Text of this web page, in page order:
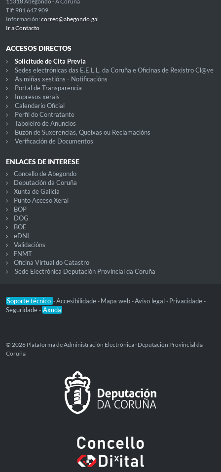
Tlf: 981 647 909
Información: correo@abegondo.gal
Ir a Contacto
ACCESOS DIRECTOS
Solicitude de Cita Previa
Sedes electrónicas das E.E.L.L. da Coruña e Oficinas de Rexistro Cl@ve
As miñas xestións - Notificacións
Portal de Transparencia
Impresos xerais
Calendario Oficial
Perfil do Contratante
Taboleiro de Anuncios
Buzón de Suxerencias, Queixas ou Reclamacións
Verificación de Documentos
ENLACES DE INTERESE
Concello de Abegondo
Deputación da Coruña
Xunta de Galicia
Punto Acceso Xeral
BOP
DOG
BOE
eDNI
Validacións
FNMT
Oficina Virtual do Catastro
Sede Electrónica Deputación Provincial da Coruña
Soporte técnico -Accesibilidade - Mapa web -Aviso legal - Privacidade -
Seguridade - Axuda
© 2026 Plataforma de Administración Electrónica · Deputación Provincial da
Coruña